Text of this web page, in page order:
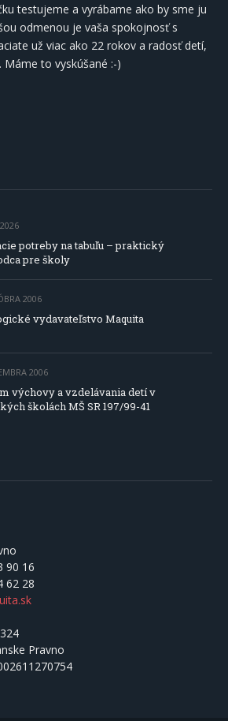
testujeme a vyrábame ako by sme ju
odmenou je vaša spokojnosť s
už viac ako 22 rokov a radosť detí,
to vyskúšané :-)
potreby na tabuľu – praktický
pre školy
2006
vydavateľstvo Maquita
2006
výchovy a vzdelávania detí v
školách MŠ SR 197/99-41
90 16
62 28
Pravno